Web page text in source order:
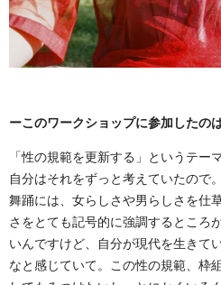
ーこのワークショップに参加したの
「性の規範を更新する」というテー
自分はそれをずっと考えていたので
舞踊には、女らしさや男らしさを仕
さをとても記号的に強調するところ
いんですけど、自分が現代を生きて
なと感じていて。この性の規範、枠